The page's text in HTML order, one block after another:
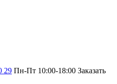
29 Пн-Пт 10:00-18:00 Заказать